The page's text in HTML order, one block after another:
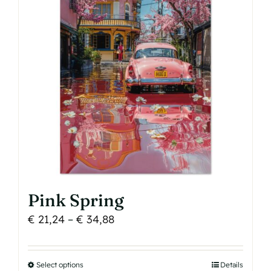
options
may
be
chosen
on
the
product
page
Pink Spring
€ 21,24 – € 34,88Price
€ 21,24
Select optionsThis
Details